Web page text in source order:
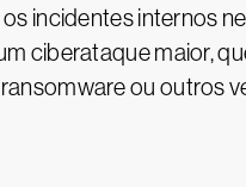
os incidentes internos
ciberataque maior,
ou outros